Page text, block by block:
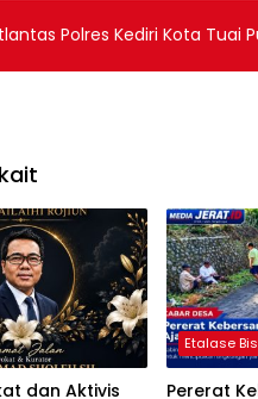
Polres Kediri Kota Tuai
dan Aktivis
Etalase
Pererat